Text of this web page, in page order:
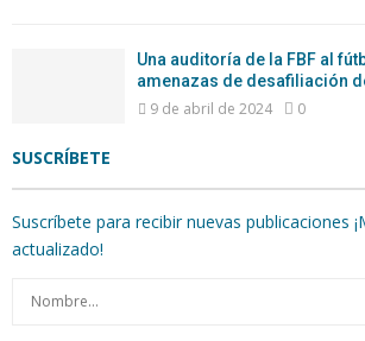
Una auditoría de la FBF al
amenazas de desafiliación
9 de abril de 2024 0
SUSCRÍBETE
Suscríbete para recibir nuevas publicaciones
actualizado!